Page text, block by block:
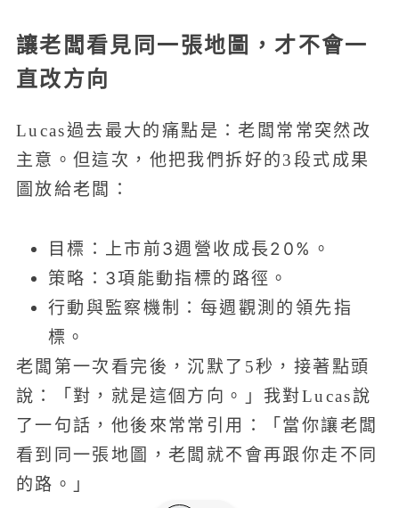
讓老闆看見同一張地圖，才不會一
直改方向
Lucas過去最大的痛點是：老闆常常突然改
主意。但這次，他把我們拆好的3段式成果
圖放給老闆：
目標：上市前3週營收成長20%。
策略：3項能動指標的路徑。
行動與監察機制：每週觀測的領先指
標。
老闆第一次看完後，沉默了5秒，接著點頭
說：「對，就是這個方向。」我對Lucas說
了一句話，他後來常常引用：「當你讓老闆
看到同一張地圖，老闆就不會再跟你走不同
的路。」